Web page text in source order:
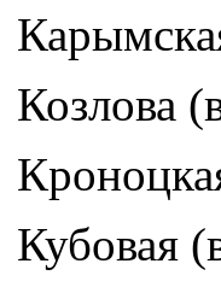
Козлова
Кубовая